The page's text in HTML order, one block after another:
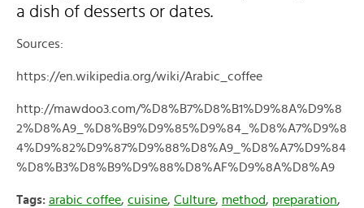
a dish of desserts or dates.
Sources:
https://en.wikipedia.org/wiki/Arabic_coffee
http://mawdoo3.com/%D8%B7%D8%B1%D9%8A%D9%8
2%D8%A9_%D8%B9%D9%85%D9%84_%D8%A7%D9%8
4%D9%82%D9%87%D9%88%D8%A9_%D8%A7%D9%84
%D8%B3%D8%B9%D9%88%D8%AF%D9%8A%D8%A9
Tags: arabic coffee, cuisine, Culture, method, preparation,